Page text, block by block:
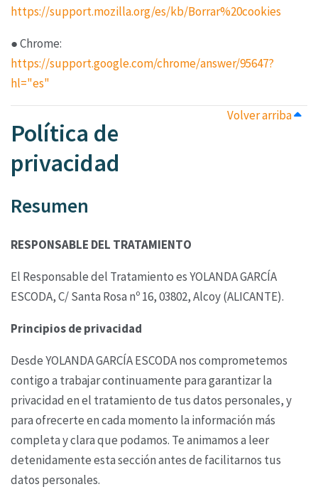
https://support.mozilla.org/es/kb/Borrar%20cookies
● Chrome:
https://support.google.com/chrome/answer/95647?
hl="es"
Volver arriba
Política de
privacidad
Resumen
RESPONSABLE DEL TRATAMIENTO
El Responsable del Tratamiento es YOLANDA GARCÍA
ESCODA,C/ Santa Rosa nº 16, 03802, Alcoy (ALICANTE).
Principios de privacidad
Desde YOLANDA GARCÍA ESCODA nos comprometemos
contigo a trabajarcontinuamente para garantizar la
privacidad en el tratamiento de tus datos personales, y
paraofrecerte en cada momento la información más
completa y clara que podamos. Te animamos a leer
detenidamente esta sección antes de facilitarnos tus
datos personales.